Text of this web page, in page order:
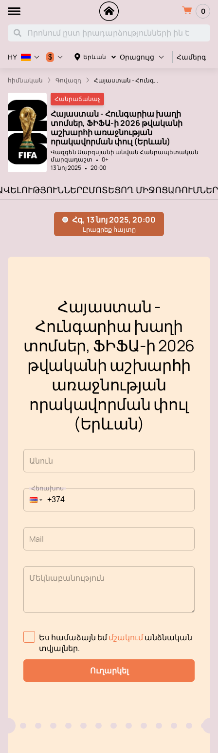
0
Երևան Օրացույց Համերգ
HY $
հիմնական Գովազդ Հայաստան - Հունգ...
Հանրաճանաչ
Հայաստան - Հունգարիա խաղի
տոմսեր, ՖԻՖԱ-ի 2026 թվականի
աշխարհի առաջնության
որակավորման փուլ (Երևան)
Վազգեն Սարգսյանի անվան Հանրապետական ​​
մարզադաշտ
0+
13 նոյ 2025
20:00
ՄՈՏԵՑՈՂ ՄԻՋՈՑԱՌՈՒՄՆԵՐ
Հայաստան -
Հունգարիա խաղի
տոմսեր, ՖԻՖԱ-ի 2026
թվականի աշխարհի
առաջնության
որակավորման փուլ
(Երևան)
Անուն
Հեռախոս
Mail
Մեկնաբանություն
Ես համաձայն եմմշակումանձնական
տվյալներ.
Ուղարկել